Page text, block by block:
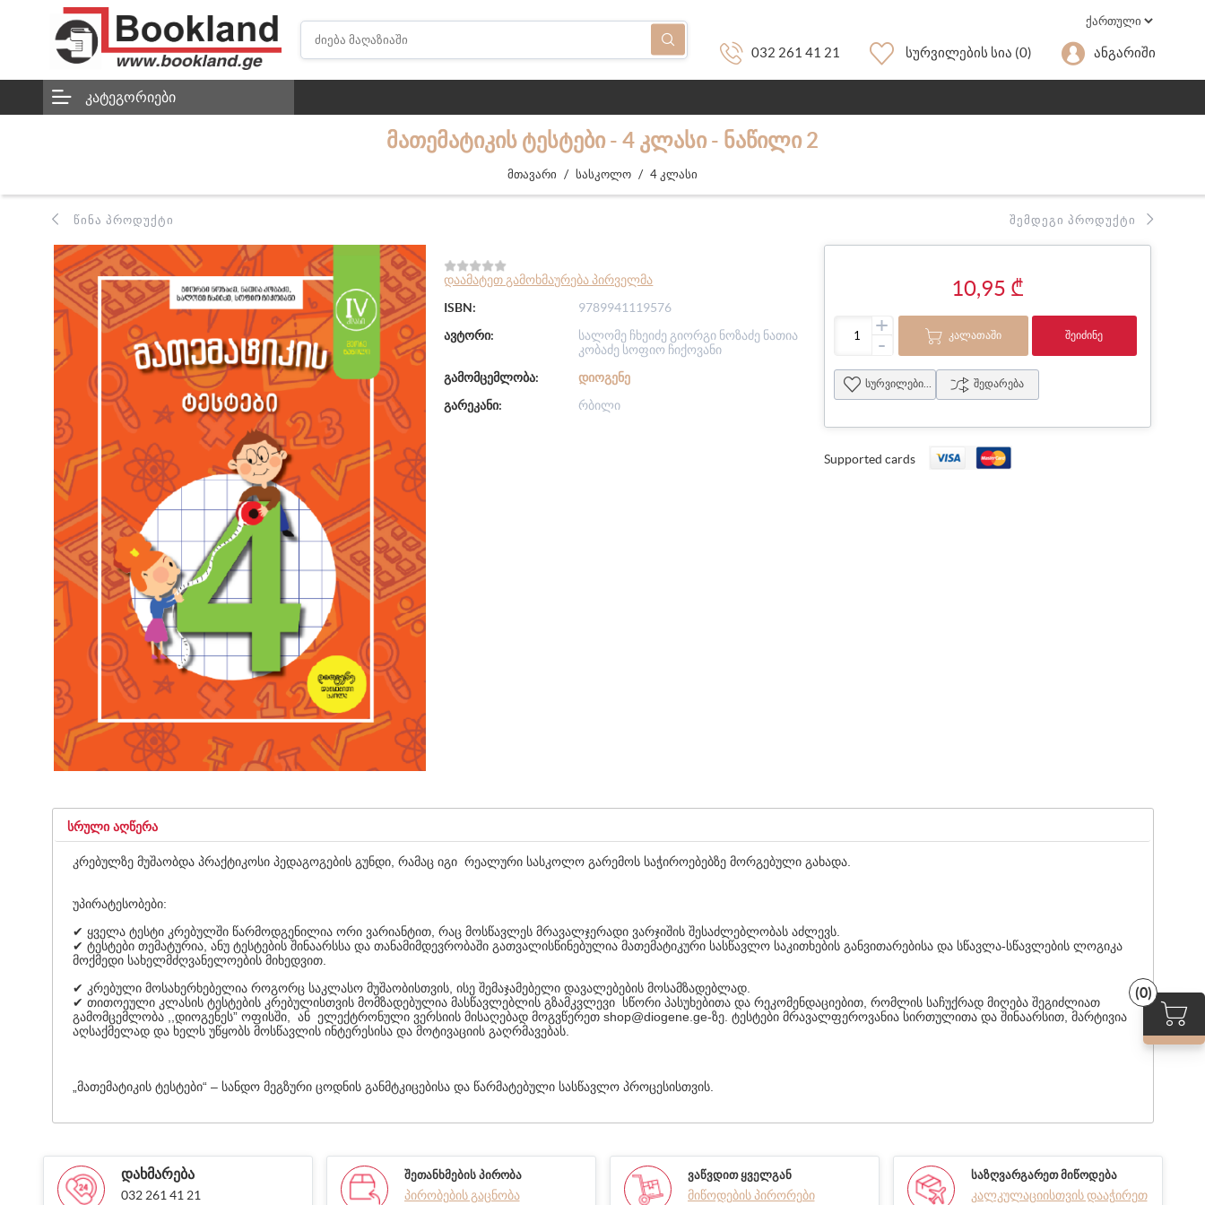
032 261 41 21 Სურვილების Სია (0) Ანგარიში
(0)
ᲙᲐᲢᲔᲒᲝᲠᲘᲔᲑᲘ
ᲛᲐᲗᲔᲛᲐᲢᲘᲙᲘᲡ ᲢᲔᲡᲢᲔᲑᲘ - 4 ᲙᲚᲐᲡᲘ - ᲜᲐᲬᲘᲚᲘ 2
მთავარი / სასკოლო / 4 კლასი
ᲬᲘᲜᲐ ᲞᲠᲝᲓᲣᲥᲢᲘ ᲨᲔᲛᲓᲔᲒᲘ ᲞᲠᲝᲓᲣᲥᲢᲘ
დაამატეთ გამოხმაურება პირველმა
ISBN:
9789941119576
ავტორი:
სალომე ჩხეიძე გიორგი ნოზაძე ნათია
კობაძე სოფიო ჩიქოვანი
გამომცემლობა:
ᲓᲘᲝᲒᲔᲜᲔ
გარეკანი:
რბილი
10,95 ₾
+
- ᲙᲐᲚᲐᲗᲐᲨᲘ ᲨᲔᲘᲫᲘᲜᲔ
სურვილების სია შედარება
Supported cards
ᲡᲠᲣᲚᲘ ᲐᲦᲬᲔᲠᲐ
კრებულზე მუშაობდა პრაქტიკოსი პედაგოგების გუნდი, რამაც იგი რეალური სასკოლო გარემოს საჭიროებებზე მორგებული გახადა.
უპირატესობები:
✔ ყველა ტესტი კრებულში წარმოდგენილია ორი ვარიანტით, რაც მოსწავლეს მრავალჯერადი ვარჯიშის შესაძლებლობას აძლევს.
✔ ტესტები თემატურია, ანუ ტესტების შინაარსსა და თანამიმდევრობაში გათვალისწინებულია მათემატიკური სასწავლო საკითხების განვითარებისა და სწავლა-სწავლების ლოგიკა
მოქმედი სახელმძღვანელოების მიხედვით.
✔ კრებული მოსახერხებელია როგორც საკლასო მუშაობისთვის, ისე შემაჯამებელი დავალებების მოსამზადებლად.
✔ თითოეული კლასის ტესტების კრებულისთვის მომზადებულია მასწავლებლის გზამკვლევი სწორი პასუხებითა და რეკომენდაციებით, რომლის საჩუქრად მიღება შეგიძლიათ
გამომცემლობა ,,დიოგენეს” ოფისში, ან ელექტრონული ვერსიის მისაღებად მოგვწერეთ shop@diogene.ge-ზე. ტესტები მრავალფეროვანია სირთულითა და შინაარსით, მარტივია
აღსაქმელად და ხელს უწყობს მოსწავლის ინტერესისა და მოტივაციის გაღრმავებას.
„მათემატიკის ტესტები“ – სანდო მეგზური ცოდნის განმტკიცებისა და წარმატებული სასწავლო პროცესისთვის.
ᲓᲐᲮᲛᲐᲠᲔᲑᲐ
032 261 41 21
ᲨᲔᲗᲐᲜᲮᲛᲔᲑᲘᲡ ᲞᲘᲠᲝᲑᲐ
პირობების გაცნობა
ᲕᲐᲬᲕᲓᲘᲗ ᲧᲕᲔᲚᲒᲐᲜ
მიწოდების პირორები
ᲡᲐᲖᲦᲕᲐᲠᲒᲐᲠᲔᲗ ᲛᲘᲬᲝᲓᲔᲑᲐ
კალკულაციისთვის დააჭირეთ